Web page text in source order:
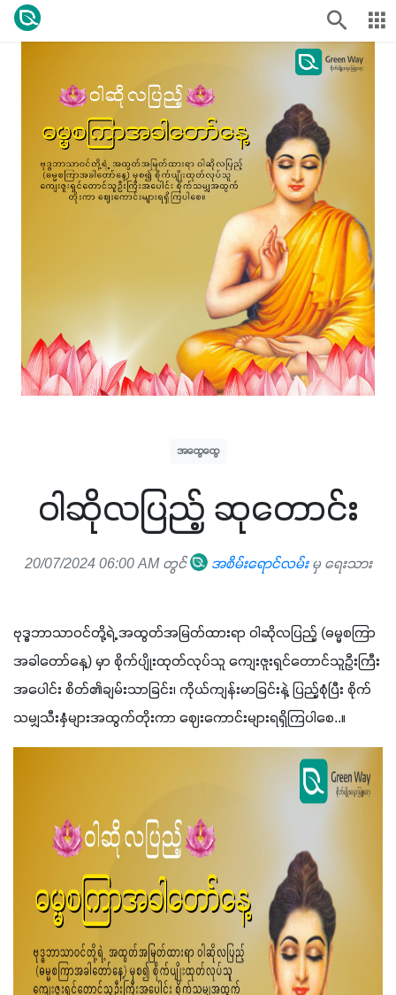
အထွေထွေ
ဝါဆိုလပြည့် ဆုတောင်း
20/07/2024 06:00 AM တွင် အစိမ်းရောင်လမ်းမှ ရေးသား
ဗုဒ္ဓဘာသာဝင်တို့ရဲ့ အထွတ်အမြတ်ထားရာ ဝါဆိုလပြည့် (ဓမ္မစကြာ
အခါတော်နေ့) မှာ စိုက်ပျိုးထုတ်လုပ်သူ ကျေးဇူးရှင်တောင်သူဦးကြီး
အပေါင်း စိတ်၏ချမ်းသာခြင်း၊ ကိုယ်ကျန်းမာခြင်းနဲ့ ပြည့်စုံပြီး စိုက်
သမျှသီးနှံများအထွက်တိုးကာ ဈေးကောင်းများရရှိကြပါစေ..။